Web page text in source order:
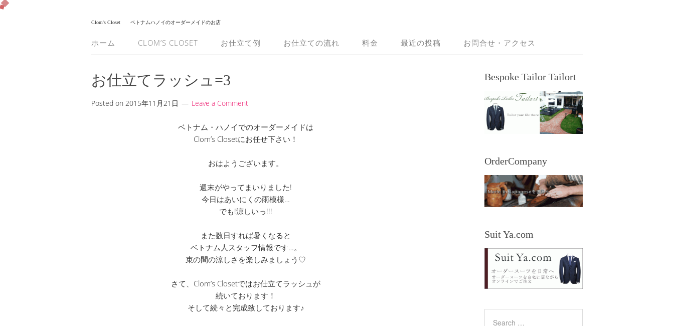
Clom's Closet ベトナムハノイのオーダーメイドのお店
ホーム CLOM’S CLOSET お仕立て例 お仕立ての流れ 料金 最近の投稿 お問合せ・アクセス
お仕立てラッシュ=3
Posted on 2015年11月21日 Leave a Comment
ベトナム・ハノイでのオーダーメイドは
Clom’s Closetにお任せ下さい！
おはようございます。
週末がやってまいりました!
今日はあいにくの雨模様…
でも!涼しいっ!!!
また数日すれば暑くなると
ベトナム人スタッフ情報です…。
束の間の涼しさを楽しみましょう♡
さて、Clom’s Closetではお仕立てラッシュが
続いております！
そして続々と完成致しております♪
Bespoke Tailor Tailort
OrderCompany
Suit Ya.com